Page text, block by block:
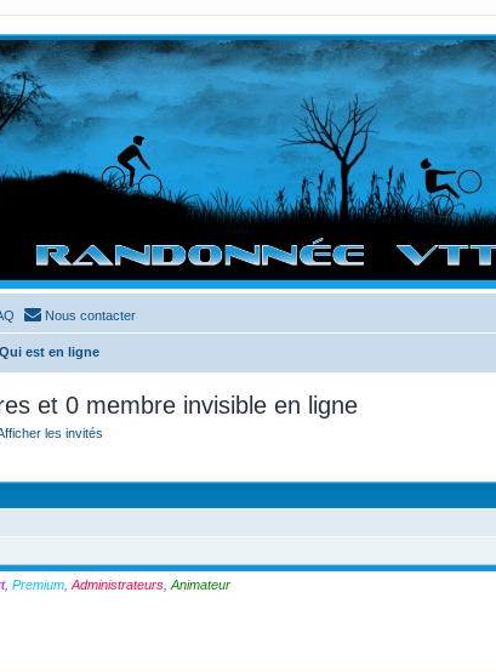
randos vtt et pédestre de Bretagne . Bonne navigation sur le site et bonnes randos
Nous contacter
Qui est en ligne
et 0 membre invisible en ligne
les invités
, Premium Administrateurs Animateur